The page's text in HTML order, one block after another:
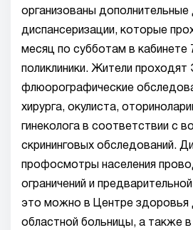
организованы дополнительные
диспансеризации, которые
месяц по субботам в кабинете
поликлиники. Жители
флюорографические
хирурга, окулиста,
гинеколога в соответствии с
скрининговых обследований.
профосмотры населения
ограничений и
это можно в Центре здоровья
областной больницы, а также в